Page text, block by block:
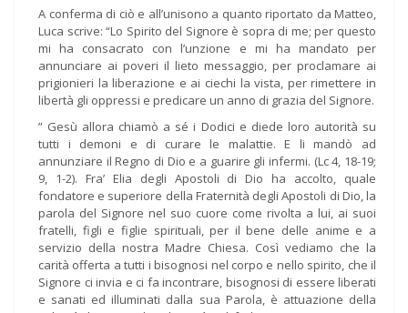
A conferma di ciò e all’unisono a quanto riportato da Matteo,
Luca scrive: “Lo Spirito del Signore è sopra di me; per questo
mi ha consacrato con l’unzione e mi ha mandato per
annunciare ai poveri il lieto messaggio, per proclamare ai
prigionieri la liberazione e ai ciechi la vista, per rimettere in
libertà gli oppressi e predicare un anno di grazia del Signore.
” Gesù allora chiamò a sé i Dodici e diede loro autorità su
tutti i demoni e di curare le malattie. E li mandò ad
annunziare il Regno di Dio e a guarire gli infermi. (Lc 4, 18-19;
9, 1-2). Fra’ Elia degli Apostoli di Dio ha accolto, quale
fondatore e superiore della Fraternità degli Apostoli di Dio, la
parola del Signore nel suo cuore come rivolta a lui, ai suoi
fratelli, figli e figlie spirituali, per il bene delle anime e a
servizio della nostra Madre Chiesa. Così vediamo che la
carità offerta a tutti i bisognosi nel corpo e nello spirito, che il
Signore ci invia e ci fa incontrare, bisognosi di essere liberati
e sanati ed illuminati dalla sua Parola, è attuazione della